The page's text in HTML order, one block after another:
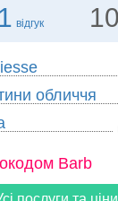
відгук
обличчя
Barb